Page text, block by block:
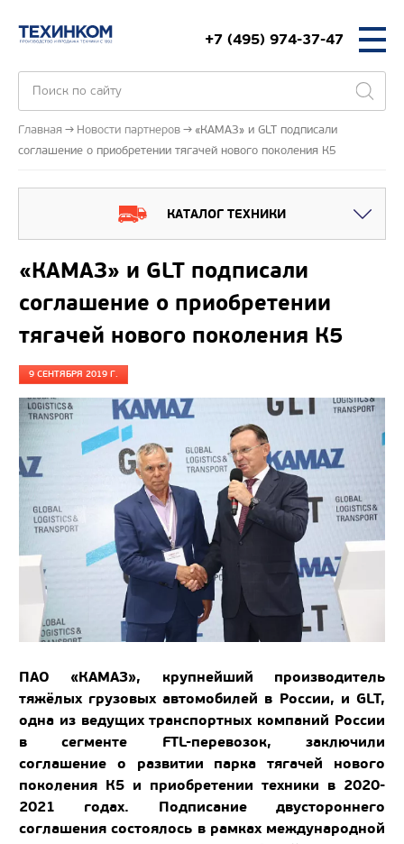
+7 (495) 974-37-47
Главная Новости партнеров
«КАМАЗ» и GLT подписали
соглашение о приобретении тягачей нового поколения К5
КАТАЛОГ ТЕХНИКИ
«КАМАЗ» и GLT подписали
соглашение о приобретении
тягачей нового поколения К5
9 СЕНТЯБРЯ 2019 Г.
ПАО «КАМАЗ», крупнейший производитель
тяжёлых грузовых автомобилей в России, и GLT,
одна из ведущих транспортных компаний России
в сегменте FTL-перевозок, заключили
соглашение о развитии парка тягачей нового
поколения К5 и приобретении техники в 2020-
2021 годах. Подписание двустороннего
соглашения состоялось в рамках международной